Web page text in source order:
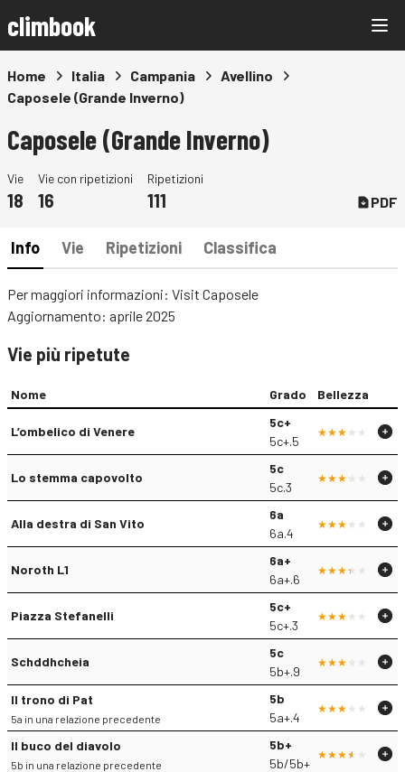
climbook
Home Italia Campania
Avellino
Caposele (Grande Inverno)
Caposele (Grande Inverno)
Vie
18
Vie con ripetizioni
16
Ripetizioni
111 PDF
Info Vie Ripetizioni Classifica
Per maggiori informazioni: Visit Caposele
Aggiornamento: aprile 2025
Vie più ripetute
Nome Grado Bellezza
L’ombelico di Venere
5c+
5c+.5
Lo stemma capovolto
5c
5c.3
Alla destra di San Vito
6a
6a.4
Noroth L1
6a+
6a+.6
Piazza Stefanelli
5c+
5c+.3
Schddhcheia
5c
5b+.9
Il trono di Pat
5a in una relazione precedente
5b
5a+.4
Il buco del diavolo
5b in una relazione precedente
5b+
5b/5b+